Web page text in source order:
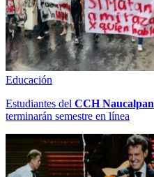
Educación
Estudiantes del CCH Naucalpan
terminarán semestre en línea